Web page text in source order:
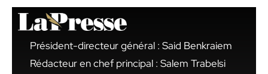
Président-directeur général : Said Benkraiem
Rédacteur en chef principal : Salem Trabelsi